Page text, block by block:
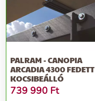
PALRAM - CANOPIA
ARCADIA 4300 FEDETT
KOCSIBEÁLLÓ
739 990 Ft